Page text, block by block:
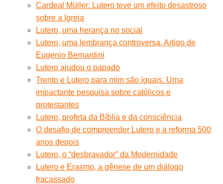
Cardeal Müller: Lutero teve um efeito desastroso
sobre a Igreja
Lutero, uma herança no social
Lutero, uma lembrança controversa. Artigo de
Eugenio Bernardini
Lutero ajudou o papado
Trento e Lutero para mim são iguais. Uma
impactante pesquisa sobre católicos e
protestantes
Lutero, profeta da Bíblia e da consciência
O desafio de compreender Lutero e a reforma 500
anos depois
Lutero, o “desbravador” da Modernidade
Lutero e Erasmo, a gênese de um diálogo
fracassado